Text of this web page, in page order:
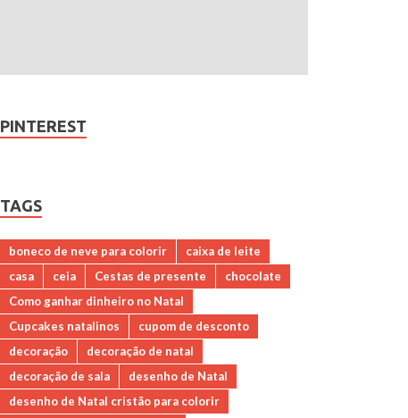
PINTEREST
TAGS
boneco de neve para colorir
caixa de leite
casa
ceia Cestas de presente
chocolate
Como ganhar dinheiro no Natal
Cupcakes natalinos
cupom de desconto
decoração
decoração de natal
decoração de sala
desenho de Natal
desenho de Natal cristão para colorir